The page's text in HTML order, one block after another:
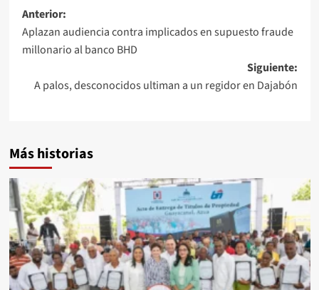
Anterior:
Aplazan audiencia contra implicados en supuesto fraude
millonario al banco BHD
Siguiente:
A palos, desconocidos ultiman a un regidor en Dajabón
Más historias